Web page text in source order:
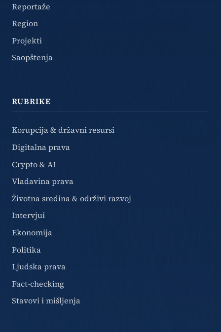
Reportaže
Region
Projekti
Saopštenja
RUBRIKE
Korupcija & državni resursi
Digitalna prava
Crypto & AI
Vladavina prava
Životna sredina & održivi razvoj
Intervjui
Ekonomija
Politika
Ljudska prava
Fact-checking
Stavovi i mišljenja